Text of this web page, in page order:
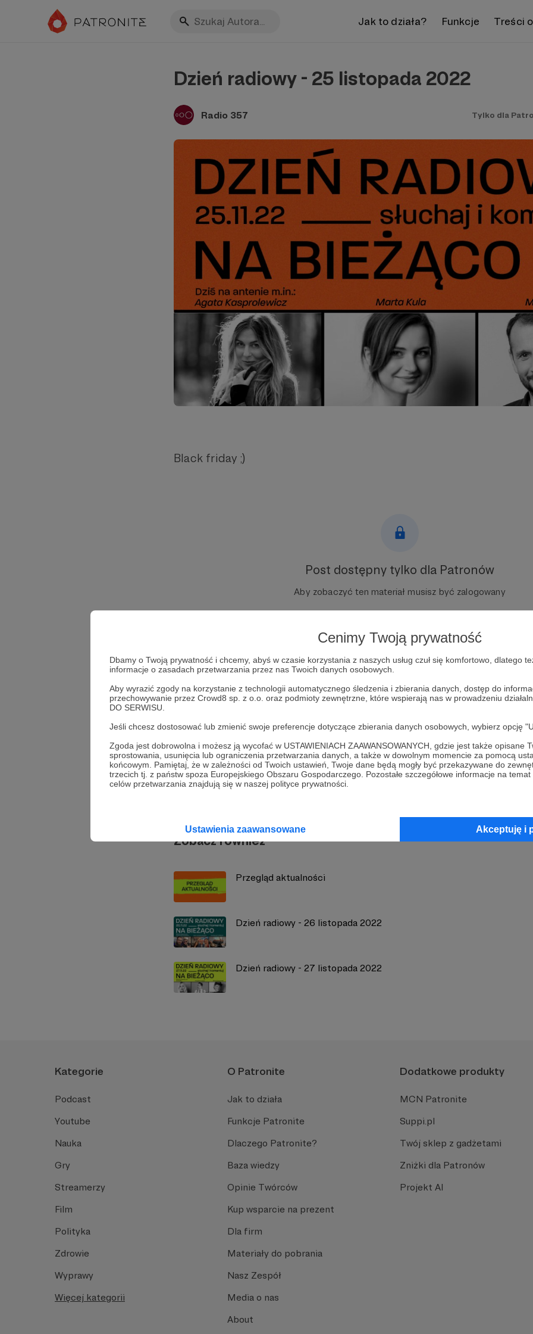
Cenimy Twoją prywatność
Dbamy o Twoją prywatność i chcemy, abyś w czasie korzystania z naszych usług czuł się komfortowo, dlatego
informacje o zasadach przetwarzania przez nas Twoich danych osobowych.
Aby wyrazić zgody na korzystanie z technologii automatycznego śledzenia i zbierania danych, dostęp do
przechowywanie przez Crowd8 sp. z o.o. oraz podmioty zewnętrzne, które wspierają nas w prowadzeniu
DO SERWISU.
Jeśli chcesz dostosować lub zmienić swoje preferencje dotyczące zbierania danych osobowych, wybierz opcję
Zgoda jest dobrowolna i możesz ją wycofać w USTAWIENIACH ZAAWANSOWANYCH, gdzie jest także opisane
sprostowania, usunięcia lub ograniczenia przetwarzania danych, a także w dowolnym momencie za pomocą
końcowym. Pamiętaj, że w zależności od Twoich ustawień, Twoje dane będą mogły być przekazywane do
trzecich tj. z państw spoza Europejskiego Obszaru Gospodarczego. Pozostałe szczegółowe informacje na
celów przetwarzania znajdują się w naszej polityce prywatności.
Ustawienia zaawansowane Akceptuję i
Jak to działa? Funkcje Treści
Dzień radiowy - 25 listopada 2022
Radio 357 Tylko dla
Black friday ;)
Post dostępny tylko dla Patronów
Aby zobaczyć ten materiał musisz być zalogowany
Dzień radiowy post codzienny
Udostępnij
Radio 357
Zobacz również
Przegląd aktualności
Dzień radiowy - 26 listopada 2022
Dzień radiowy - 27 listopada 2022
Kategorie
Podcast
Youtube
Nauka
Gry
Streamerzy
Film
Polityka
Zdrowie
Wyprawy
Więcej kategorii
O Patronite
Jak to działa
Funkcje Patronite
Dlaczego Patronite?
Baza wiedzy
Opinie Twórców
Kup wsparcie na prezent
Dla firm
Materiały do pobrania
Nasz Zespół
Media o nas
About
Dodatkowe produkty
MCN Patronite
Suppi.pl
Twój sklep z gadżetami
Zniżki dla Patronów
Projekt AI